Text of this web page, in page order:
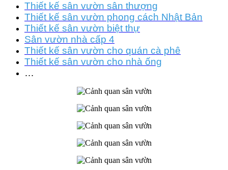
Thiết kế sân vườn sân thượng
Thiết kế sân vườn phong cách Nhật Bản
Thiết kế sân vườn biệt thự
Sân vườn nhà cấp 4
Thiết kế sân vườn cho quán cà phê
Thiết kế sân vườn cho nhà ống
…